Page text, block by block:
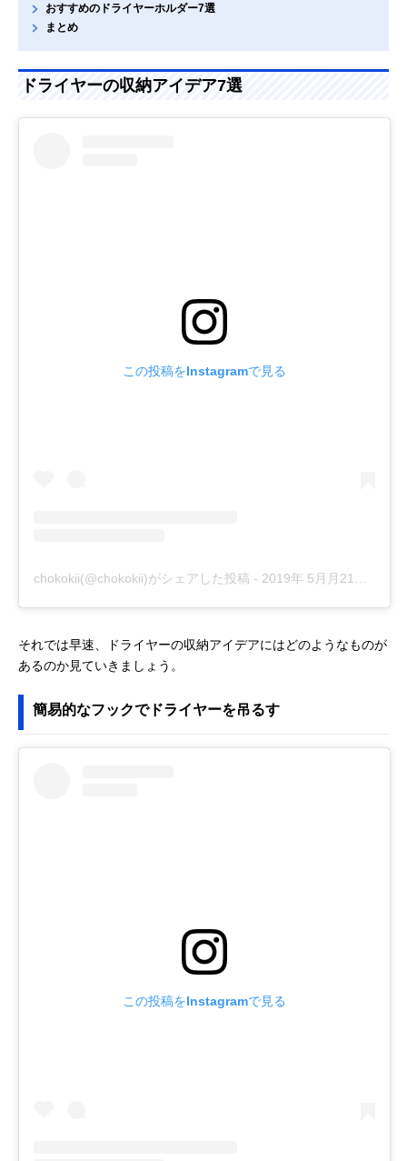
おすすめのドライヤーホルダー7選
まとめ
ドライヤーの収納アイデア7選
この投稿をInstagramで見る
chokokii(@chokokii)がシェアした投稿 - 2019年 5月月21日午前5時05分PDT
それでは早速、ドライヤーの収納アイデアにはどのようなものが
あるのか見ていきましょう。
簡易的なフックでドライヤーを吊るす
この投稿をInstagramで見る